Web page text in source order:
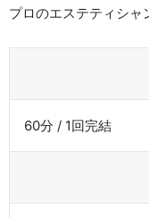
プロのエステティシ
60分 / 1回完結